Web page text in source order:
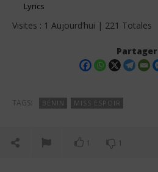
Lyrics
Visites : 1 Aujourd’hui | 221 Totales
Partager
TAGS: BÉNIN MISS ESPOIR
1 1